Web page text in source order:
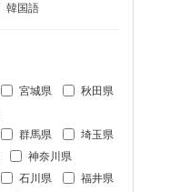
韓国語
宮城県
秋田県
群馬県
埼玉県
神奈川県
石川県
福井県